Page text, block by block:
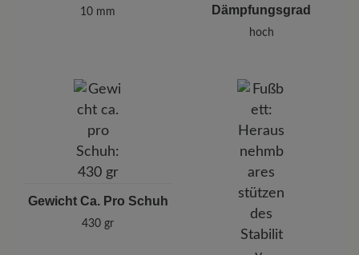
10 mm Dämpfungsgrad
hoch
Gewicht Ca. Pro Schuh
430 gr